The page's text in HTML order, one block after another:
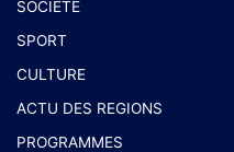
SOCIETE
SPORT
CULTURE
ACTU DES REGIONS
PROGRAMMES